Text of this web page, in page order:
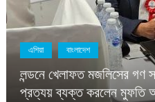
সমৃদ্ধ জাতি গঠনের
এমপি